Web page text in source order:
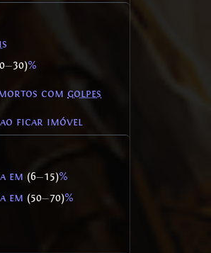
—30)%
com golpes
ficar imóvel
em (6—15)%
em (50—70)%